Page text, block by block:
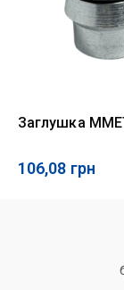
Заглушка
106,08 грн